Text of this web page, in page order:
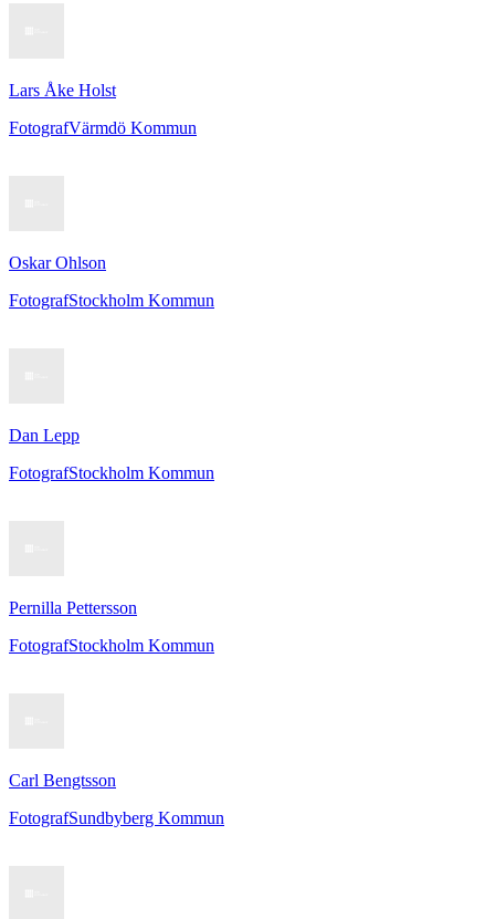
Lars Åke Holst
FotografVärmdö Kommun
Oskar Ohlson
FotografStockholm Kommun
Dan Lepp
FotografStockholm Kommun
Pernilla Pettersson
FotografStockholm Kommun
Carl Bengtsson
FotografSundbyberg Kommun